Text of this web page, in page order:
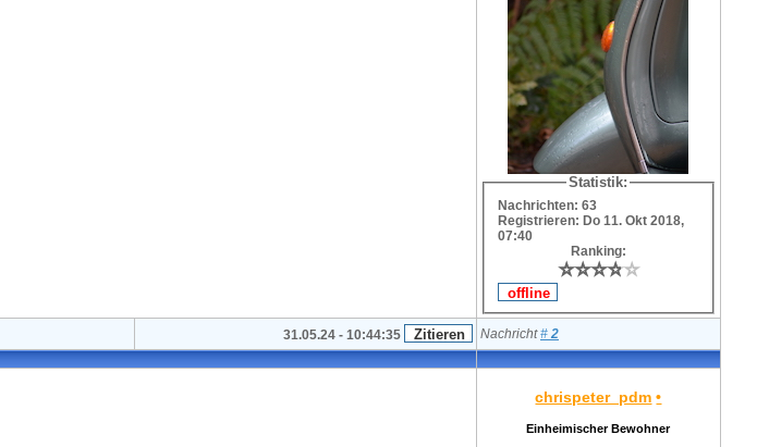
Statistik:
Nachrichten: 63
Registrieren: Do 11. Okt 2018,
07:40
Ranking:
⭐⭐⭐⭐⭐
⭐⭐⭐⭐⭐
31.05.24 - 10:44:35 Nachricht# 2
chrispeter_pdm •
Einheimischer Bewohner